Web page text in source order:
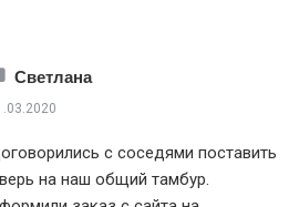
Светлана
с соседями поставить
на наш общий тамбур.